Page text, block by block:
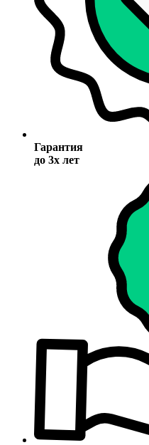
Гарантия
до 3х лет